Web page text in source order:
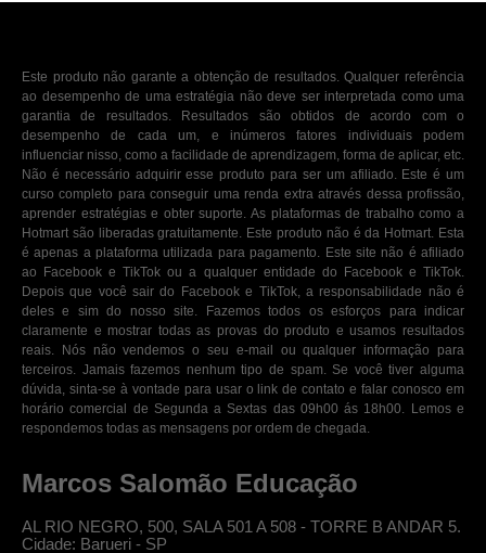
Este produto não garante a obtenção de resultados. Qualquer referência
ao desempenho de uma estratégia não deve ser interpretada como uma
garantia de resultados. Resultados são obtidos de acordo com o
desempenho de cada um, e inúmeros fatores individuais podem
influenciar nisso, como a facilidade de aprendizagem, forma de aplicar, etc.
Não é necessário adquirir esse produto para ser um afiliado. Este é um
curso completo para conseguir uma renda extra através dessa profissão,
aprender estratégias e obter suporte. As plataformas de trabalho como a
Hotmart são liberadas gratuitamente. Este produto não é da Hotmart. Esta
é apenas a plataforma utilizada para pagamento. Este site não é afiliado
ao Facebook e TikTok ou a qualquer entidade do Facebook e TikTok.
Depois que você sair do Facebook e TikTok, a responsabilidade não é
deles e sim do nosso site. Fazemos todos os esforços para indicar
claramente e mostrar todas as provas do produto e usamos resultados
reais. Nós não vendemos o seu e-mail ou qualquer informação para
terceiros. Jamais fazemos nenhum tipo de spam. Se você tiver alguma
dúvida, sinta-se à vontade para usar o link de contato e falar conosco em
horário comercial de Segunda a Sextas das 09h00 ás 18h00. Lemos e
respondemos todas as mensagens por ordem de chegada.
Marcos Salomão Educação
AL RIO NEGRO, 500, SALA 501 A 508 - TORRE B ANDAR 5.
Cidade: Barueri - SP